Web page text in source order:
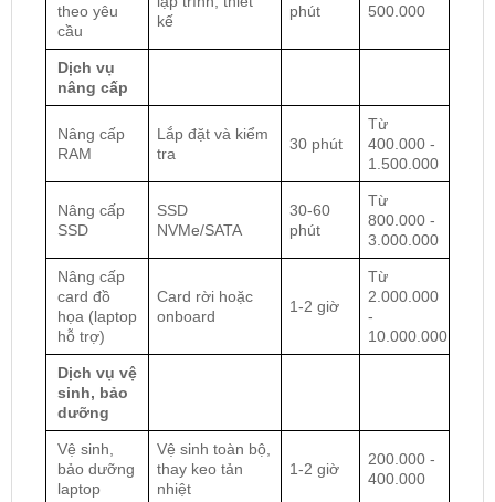
theo yêu
cầu
kế
phút
500.000
Dịch vụ
nâng cấp
Nâng cấp
RAM
Lắp đặt và kiểm
tra
30 phút
Từ
400.000 -
1.500.000
Nâng cấp
SSD
SSD
NVMe/SATA
30-60
phút
Từ
800.000 -
3.000.000
Nâng cấp
card đồ
họa (laptop
hỗ trợ)
Card rời hoặc
onboard
1-2 giờ
Từ
2.000.000
-
10.000.000
Dịch vụ vệ
sinh, bảo
dưỡng
Vệ sinh,
bảo dưỡng
laptop
Vệ sinh toàn bộ,
thay keo tản
nhiệt
1-2 giờ
200.000 -
400.000